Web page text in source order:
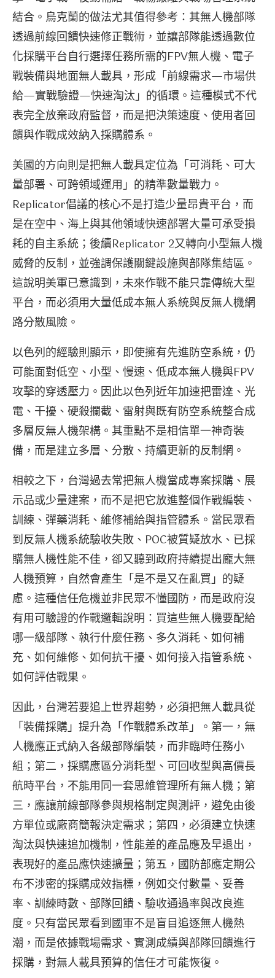
結合。烏克蘭的做法尤其值得參考：其無人機部隊
透過前線回饋快速修正戰術，並讓部隊能透過數位
化採購平台自行選擇任務所需的FPV無人機、電子
戰裝備與地面無人載具，形成「前線需求—市場供
給—實戰驗證—快速淘汰」的循環。這種模式不代
表完全放棄政府監督，而是把決策速度、使用者回
饋與作戰成效納入採購體系。
美國的方向則是把無人載具定位為「可消耗、可大
量部署、可跨領域運用」的精準數量戰力。
Replicator倡議的核心不是打造少量昂貴平台，而
是在空中、海上與其他領域快速部署大量可承受損
耗的自主系統；後續Replicator 2又轉向小型無人機
威脅的反制，並強調保護關鍵設施與部隊集結區。
這說明美軍已意識到，未來作戰不能只靠傳統大型
平台，而必須用大量低成本無人系統與反無人機網
路分散風險。
以色列的經驗則顯示，即使擁有先進防空系統，仍
可能面對低空、小型、慢速、低成本無人機與FPV
攻擊的穿透壓力。因此以色列近年加速把雷達、光
電、干擾、硬殺攔截、雷射與既有防空系統整合成
多層反無人機架構。其重點不是相信單一神奇裝
備，而是建立多層、分散、持續更新的反制網。
相較之下，台灣過去常把無人機當成專案採購、展
示品或少量建案，而不是把它放進整個作戰編裝、
訓練、彈藥消耗、維修補給與指管體系。當民眾看
到反無人機系統驗收失敗、POC被質疑放水、已採
購無人機性能不佳，卻又聽到政府持續提出龐大無
人機預算，自然會產生「是不是又在亂買」的疑
慮。這種信任危機並非民眾不懂國防，而是政府沒
有用可驗證的作戰邏輯說明：買這些無人機要配給
哪一級部隊、執行什麼任務、多久消耗、如何補
充、如何維修、如何抗干擾、如何接入指管系統、
如何評估戰果。
因此，台灣若要追上世界趨勢，必須把無人載具從
「裝備採購」提升為「作戰體系改革」。第一，無
人機應正式納入各級部隊編裝，而非臨時任務小
組；第二，採購應區分消耗型、可回收型與高價長
航時平台，不能用同一套思維管理所有無人機；第
三，應讓前線部隊參與規格制定與測評，避免由後
方單位或廠商簡報決定需求；第四，必須建立快速
淘汰與快速追加機制，性能差的產品應及早退出，
表現好的產品應快速擴量；第五，國防部應定期公
布不涉密的採購成效指標，例如交付數量、妥善
率、訓練時數、部隊回饋、驗收通過率與改良進
度。只有當民眾看到國軍不是盲目追逐無人機熱
潮，而是依據戰場需求、實測成績與部隊回饋進行
採購，對無人載具預算的信任才可能恢復。